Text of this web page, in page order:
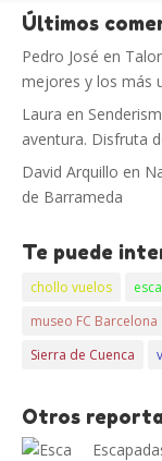
Últimos
Pedro José en
mejores y los más
Laura en
aventura. Disfruta
David Arquillo en
de Barrameda
Te puede
chollo vuelos
museo FC Barcelona
Sierra de Cuenca
Otros